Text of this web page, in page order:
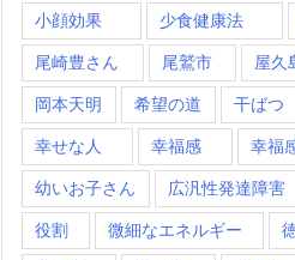
小顔効果 少食健康法
尾崎豊さん 尾鷲市 屋久
岡本天明 希望の道 干ばつ
幸せな人 幸福感 幸福
幼いお子さん 広汎性発達障害
役割 微細なエネルギー